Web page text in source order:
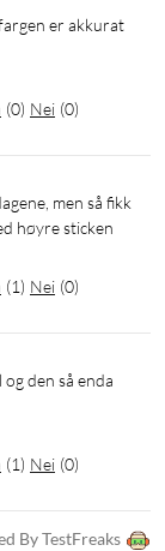
(0) Nei (0)
høyre sticken
(1) Nei (0)
(1) Nei (0)
By TestFreaks